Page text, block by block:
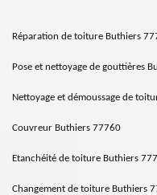
Réparation de toiture Buthiers
Pose et nettoyage de gouttières
Nettoyage et démoussage de
Couvreur Buthiers 77760
Etanchéité de toiture Buthiers
Changement de toiture Buthiers